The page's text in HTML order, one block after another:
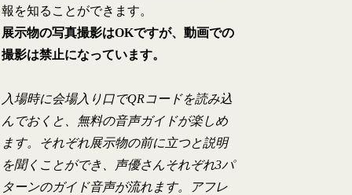
報を知ることができます。
展示物の写真撮影はOKですが、動画での
撮影は禁止になっています。
入場時に会場入り口でQRコードを読み込
んでおくと、無料の音声ガイドが楽しめ
ます。それぞれ展示物の前に立つと説明
を聞くことができ、声優さんそれぞれ3パ
ターンのガイド音声が流れます。アフレ